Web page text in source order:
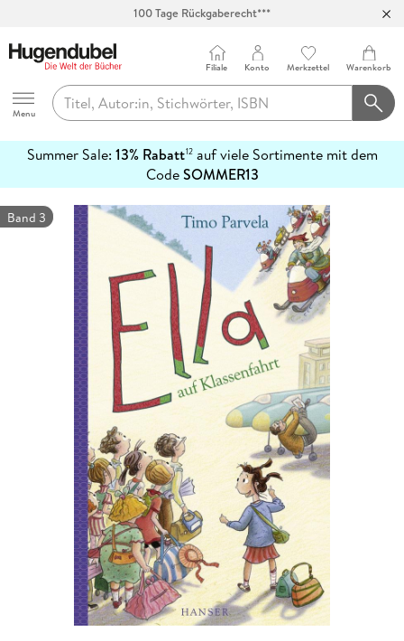
100 Tage Rückgaberecht***
Hugendubel
Menu
Filiale Konto Merkzettel Warenkorb
Summer Sale: 13% Rabatt12auf viele Sortimente mit dem
CodeSOMMER13
erfahren
Band 3